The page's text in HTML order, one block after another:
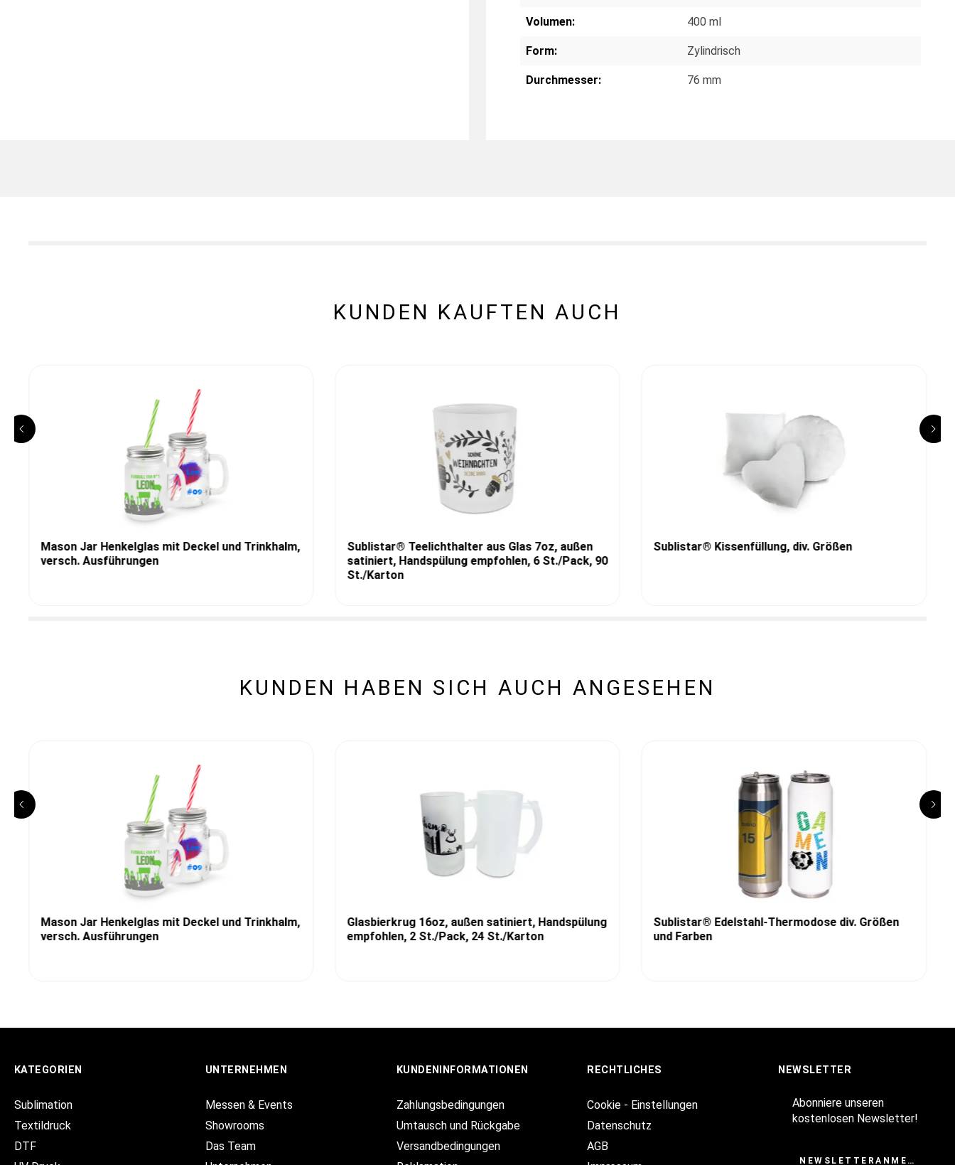
Volumen: 400 ml
Form: Zylindrisch
Durchmesser: 76 mm
KUNDEN KAUFTEN AUCH
Mason Jar Henkelglas mit Deckel und Trinkhalm,
versch. Ausführungen
Sublistar® Teelichthalter aus Glas 7oz, außen
satiniert, Handspülung empfohlen, 6 St./Pack, 90
St./Karton
Sublistar® Kissenfüllung, div. Größen
KUNDEN HABEN SICH AUCH ANGESEHEN
Mason Jar Henkelglas mit Deckel und Trinkhalm,
versch. Ausführungen
Glasbierkrug 16oz, außen satiniert, Handspülung
empfohlen, 2 St./Pack, 24 St./Karton
Sublistar® Edelstahl-Thermodose div. Größen
und Farben
KATEGORIEN
Sublimation
Textildruck
DTF
UNTERNEHMEN
Messen & Events
Showrooms
Das Team
KUNDENINFORMATIONEN
Zahlungsbedingungen
Umtausch und Rückgabe
Versandbedingungen
RECHTLICHES
Cookie - Einstellungen
Datenschutz
AGB
NEWSLETTER
Abonniere unseren
kostenlosen Newsletter!
NEWSLETTERANMELDUNG